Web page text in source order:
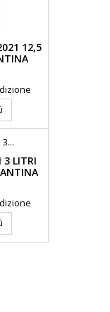
12,5
3 LITRI